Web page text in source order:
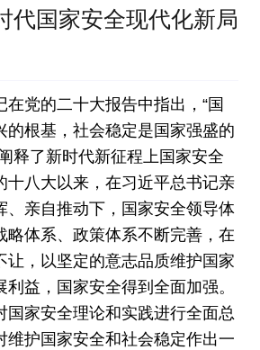
代国家安全现代化新局
在党的二十大报告中指出，“国
的根基，社会稳定是国家强盛的
释了新时代新征程上国家安全
十八大以来，在习近平总书记亲
、亲自推动下，国家安全领导体
略体系、政策体系不断完善，在
让，以坚定的意志品质维护国家
益，国家安全得到全面加强。
国家安全理论和实践进行全面总
维护国家安全和社会稳定作出一